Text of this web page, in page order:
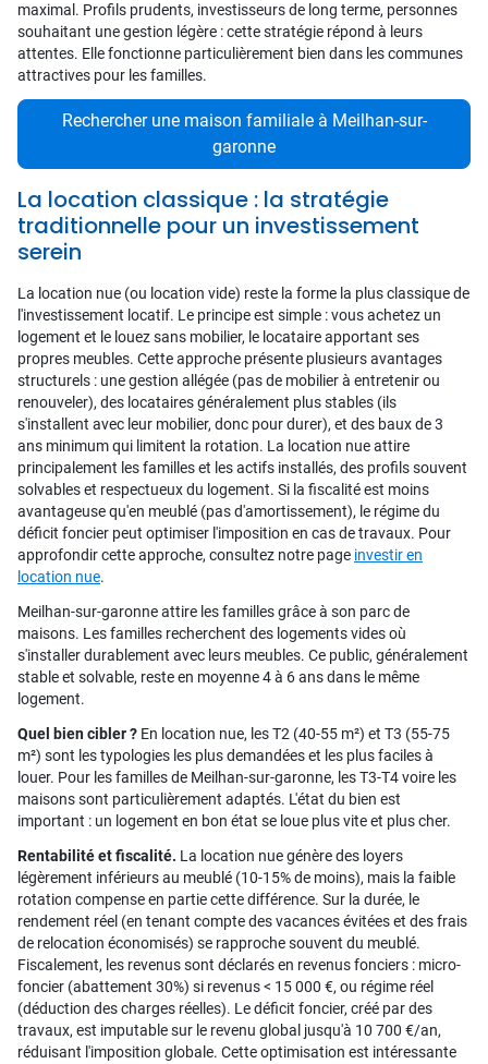
maximal. Profils prudents, investisseurs de long terme, personnes
souhaitant une gestion légère : cette stratégie répond à leurs
attentes. Elle fonctionne particulièrement bien dans les communes
attractives pour les familles.
Rechercher une maison familiale à Meilhan-sur-
garonne
La location classique : la stratégie
traditionnelle pour un investissement
serein
La location nue (ou location vide) reste la forme la plus classique de
l'investissement locatif. Le principe est simple : vous achetez un
logement et le louez sans mobilier, le locataire apportant ses
propres meubles. Cette approche présente plusieurs avantages
structurels : une gestion allégée (pas de mobilier à entretenir ou
renouveler), des locataires généralement plus stables (ils
s'installent avec leur mobilier, donc pour durer), et des baux de 3
ans minimum qui limitent la rotation. La location nue attire
principalement les familles et les actifs installés, des profils souvent
solvables et respectueux du logement. Si la fiscalité est moins
avantageuse qu'en meublé (pas d'amortissement), le régime du
déficit foncier peut optimiser l'imposition en cas de travaux. Pour
approfondir cette approche, consultez notre page investir en
location nue.
Meilhan-sur-garonne attire les familles grâce à son parc de
maisons. Les familles recherchent des logements vides où
s'installer durablement avec leurs meubles. Ce public, généralement
stable et solvable, reste en moyenne 4 à 6 ans dans le même
logement.
Quel bien cibler ? En location nue, les T2 (40-55 m²) et T3 (55-75
m²) sont les typologies les plus demandées et les plus faciles à
louer. Pour les familles de Meilhan-sur-garonne, les T3-T4 voire les
maisons sont particulièrement adaptés. L'état du bien est
important : un logement en bon état se loue plus vite et plus cher.
Rentabilité et fiscalité. La location nue génère des loyers
légèrement inférieurs au meublé (10-15% de moins), mais la faible
rotation compense en partie cette différence. Sur la durée, le
rendement réel (en tenant compte des vacances évitées et des frais
de relocation économisés) se rapproche souvent du meublé.
Fiscalement, les revenus sont déclarés en revenus fonciers : micro-
foncier (abattement 30%) si revenus < 15 000 €, ou régime réel
(déduction des charges réelles). Le déficit foncier, créé par des
travaux, est imputable sur le revenu global jusqu'à 10 700 €/an,
réduisant l'imposition globale. Cette optimisation est intéressante